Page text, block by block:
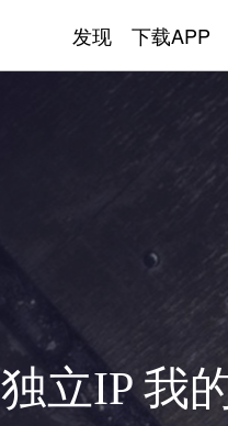
发现 下载APP
独立IP 我